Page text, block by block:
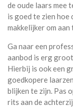
de oude laars mee
is goed te zien hoe
makkelijker om
Ga naar een
aanbod is erg
Hierbij is ook een
goedkopere
blijken te zijn. Pas
rits aan de